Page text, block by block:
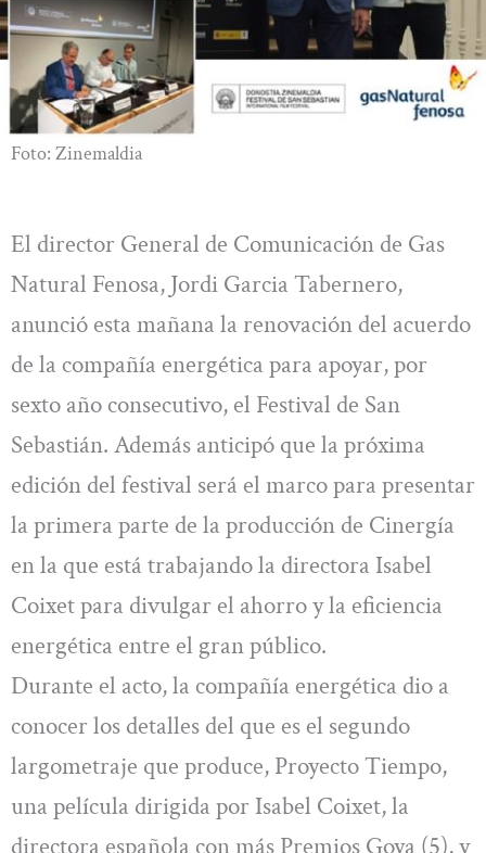
Foto: Zinemaldia
El director General de Comunicación de Gas
Natural Fenosa, Jordi Garcia Tabernero,
anunció esta mañana la renovación del acuerdo
de la compañía energética para apoyar, por
sexto año consecutivo, el Festival de San
Sebastián. Además anticipó que la próxima
edición del festival será el marco para presentar
la primera parte de la producción de Cinergía
en la que está trabajando la directora Isabel
Coixet para divulgar el ahorro y la eficiencia
energética entre el gran público.
Durante el acto, la compañía energética dio a
conocer los detalles del que es el segundo
largometraje que produce, Proyecto Tiempo,
una película dirigida por Isabel Coixet, la
directora española con más Premios Goya (5), y